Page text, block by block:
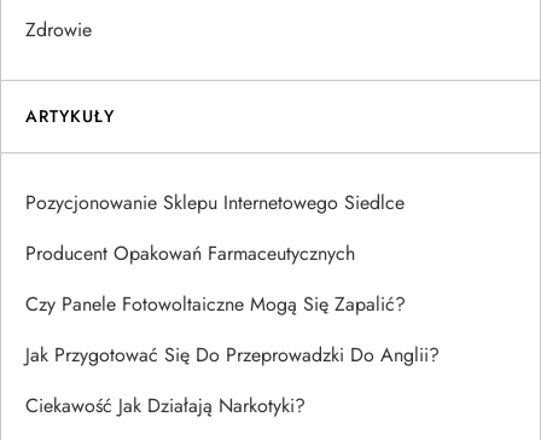
Zdrowie
ARTYKUŁY
Pozycjonowanie Sklepu Internetowego Siedlce
Producent Opakowań Farmaceutycznych
Czy Panele Fotowoltaiczne Mogą Się Zapalić?
Jak Przygotować Się Do Przeprowadzki Do Anglii?
Ciekawość Jak Działają Narkotyki?